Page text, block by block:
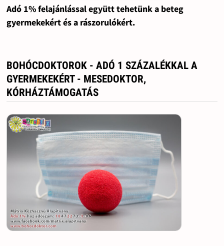
Adó 1% felajánlással együtt tehetünk a beteg
gyermekekért és a rászorulókért.
BOHÓCDOKTOROK - ADÓ 1 SZÁZALÉKKAL A
GYERMEKEKÉRT - MESEDOKTOR,
KÓRHÁZTÁMOGATÁS